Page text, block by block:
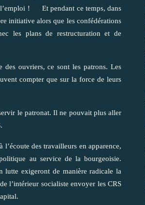
l’emploi ! Et pendant ce temps, dans
initiative alors que les confédérations
les plans de restructuration et de
ouvriers, ce sont les patrons. Les
compter que sur la force de leurs
le patronat. Il ne pouvait plus aller
des travailleurs en apparence,
au service de la bourgeoisie.
lutte exigeront de manière radicale la
l’intérieur socialiste envoyer les CRS